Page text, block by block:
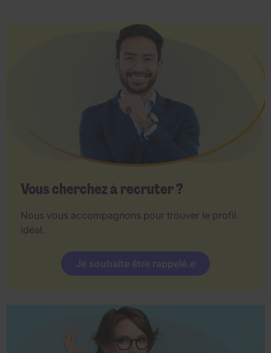
Vous cherchez à recruter ?
Nous vous accompagnons pour trouver le profil
idéal.
Je souhaite être rappelé.e